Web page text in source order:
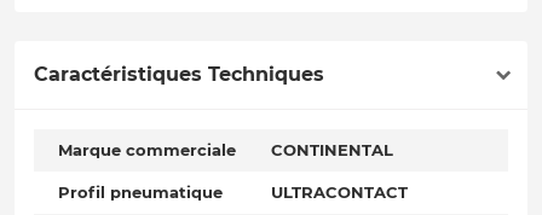
Caractéristiques Techniques
Marque commerciale CONTINENTAL
Profil pneumatique ULTRACONTACT